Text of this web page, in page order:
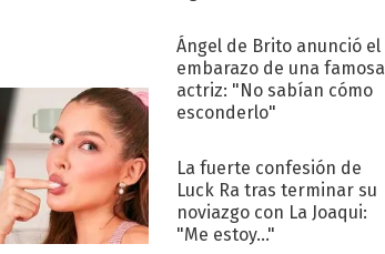
Ángel de Brito anunció el
embarazo de una famosa
actriz: "No sabían cómo
esconderlo"
La fuerte confesión de
Luck Ra tras terminar su
noviazgo con La Joaqui:
"Me estoy..."